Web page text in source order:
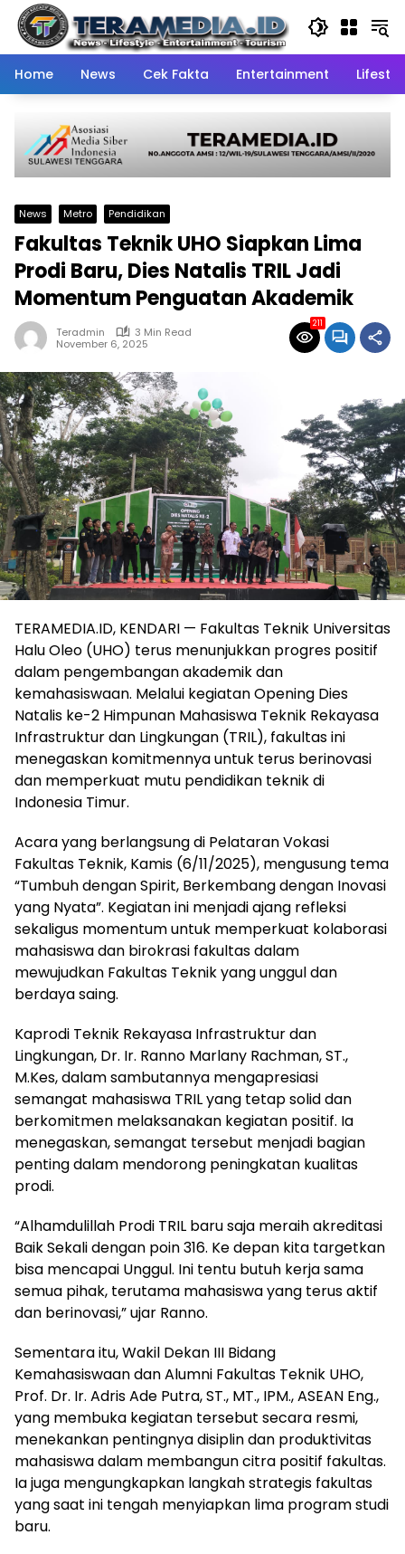
Skip
content
Home
News Cek Fakta Entertainment
News Metro Pendidikan
Fakultas Teknik UHO Siapkan Lima
Prodi Baru, Dies Natalis TRIL Jadi
Momentum Penguatan Akademik
Teradmin
3 Min Read
November 6, 2025
211
TERAMEDIA.ID, KENDARI — Fakultas Teknik Universitas
Halu Oleo (UHO) terus menunjukkan progres positif
dalam pengembangan akademik dan
kemahasiswaan. Melalui kegiatan Opening Dies
Natalis ke-2 Himpunan Mahasiswa Teknik Rekayasa
Infrastruktur dan Lingkungan (TRIL), fakultas ini
menegaskan komitmennya untuk terus berinovasi
dan memperkuat mutu pendidikan teknik di
Indonesia Timur.
Acara yang berlangsung di Pelataran Vokasi
Fakultas Teknik, Kamis (6/11/2025), mengusung tema
“Tumbuh dengan Spirit, Berkembang dengan Inovasi
yang Nyata”. Kegiatan ini menjadi ajang refleksi
sekaligus momentum untuk memperkuat kolaborasi
mahasiswa dan birokrasi fakultas dalam
mewujudkan Fakultas Teknik yang unggul dan
berdaya saing.
Kaprodi Teknik Rekayasa Infrastruktur dan
Lingkungan, Dr. Ir. Ranno Marlany Rachman, ST.,
M.Kes, dalam sambutannya mengapresiasi
semangat mahasiswa TRIL yang tetap solid dan
berkomitmen melaksanakan kegiatan positif. Ia
menegaskan, semangat tersebut menjadi bagian
penting dalam mendorong peningkatan kualitas
prodi.
“Alhamdulillah Prodi TRIL baru saja meraih akreditasi
Baik Sekali dengan poin 316. Ke depan kita targetkan
bisa mencapai Unggul. Ini tentu butuh kerja sama
semua pihak, terutama mahasiswa yang terus aktif
dan berinovasi,” ujar Ranno.
Sementara itu, Wakil Dekan III Bidang
Kemahasiswaan dan Alumni Fakultas Teknik UHO,
Prof. Dr. Ir. Adris Ade Putra, ST., MT., IPM., ASEAN Eng.,
yang membuka kegiatan tersebut secara resmi,
menekankan pentingnya disiplin dan produktivitas
mahasiswa dalam membangun citra positif fakultas.
Ia juga mengungkapkan langkah strategis fakultas
yang saat ini tengah menyiapkan lima program studi
baru.